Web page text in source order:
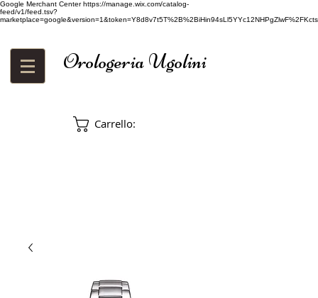
Google Merchant Centerhttps://manage.wix.com/catalog-
feed/v1/feed.tsv?
Orologeria Ugolini
Carrello: